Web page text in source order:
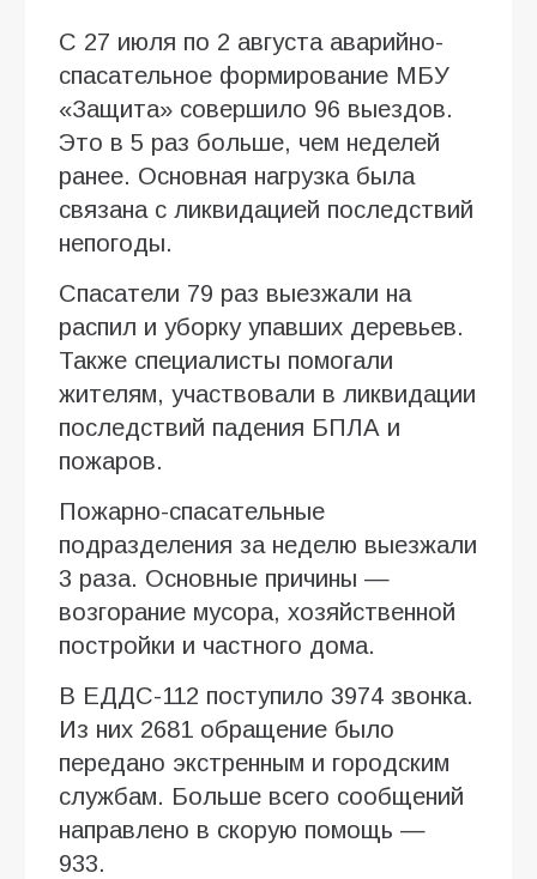
С 27 июля по 2 августа аварийно-
спасательное формирование МБУ
«Защита» совершило 96 выездов.
Это в 5 раз больше, чем неделей
ранее. Основная нагрузка была
связана с ликвидацией последствий
непогоды.
Спасатели 79 раз выезжали на
распил и уборку упавших деревьев.
Также специалисты помогали
жителям, участвовали в ликвидации
последствий падения БПЛА и
пожаров.
Пожарно-спасательные
подразделения за неделю выезжали
3 раза. Основные причины —
возгорание мусора, хозяйственной
постройки и частного дома.
В ЕДДС-112 поступило 3974 звонка.
Из них 2681 обращение было
передано экстренным и городским
службам. Больше всего сообщений
направлено в скорую помощь —
933.